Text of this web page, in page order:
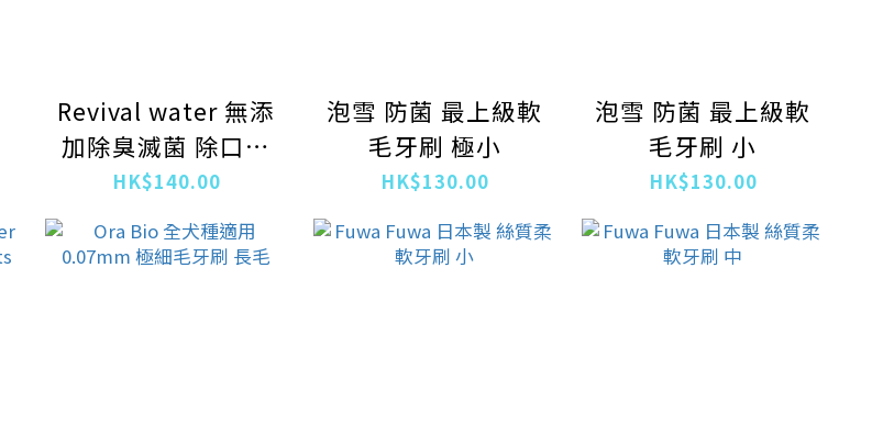
Revival water 無添
加除臭滅菌 除口氣
液 100ml
HK$140.00
泡雪 防菌 最上級軟
毛牙刷 極小
HK$130.00
泡雪 防菌 最上級軟
毛牙刷 小
HK$130.00